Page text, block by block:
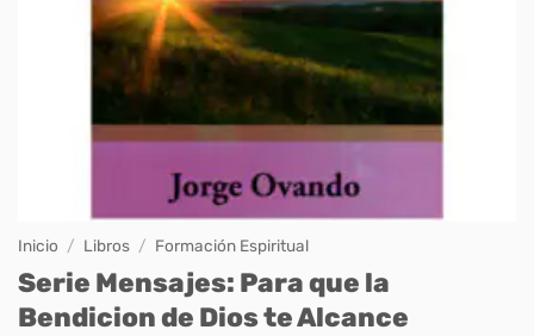
Inicio / Libros / Formación Espiritual
Serie Mensajes: Para que la
Bendicion de Dios te Alcance